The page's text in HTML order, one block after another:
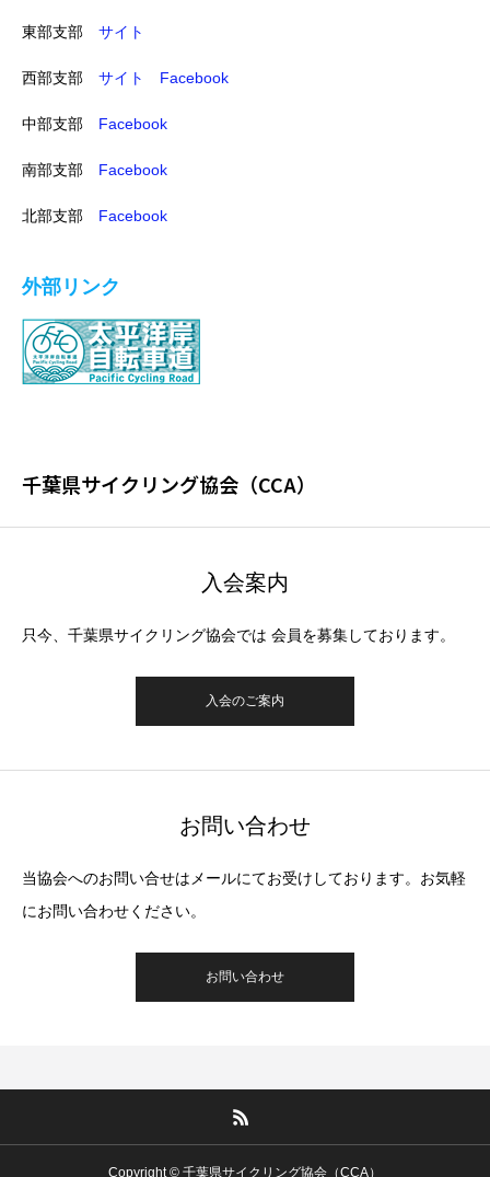
東部支部 サイト
西部支部 サイト Facebook
中部支部 Facebook
南部支部 Facebook
北部支部 Facebook
外部リンク
千葉県サイクリング協会（CCA）
入会案内
只今、千葉県サイクリング協会では 会員を募集しております。
入会のご案内
お問い合わせ
当協会へのお問い合せはメールにてお受けしております。お気軽
にお問い合わせください。
お問い合わせ
Copyright © 千葉県サイクリング協会（CCA）